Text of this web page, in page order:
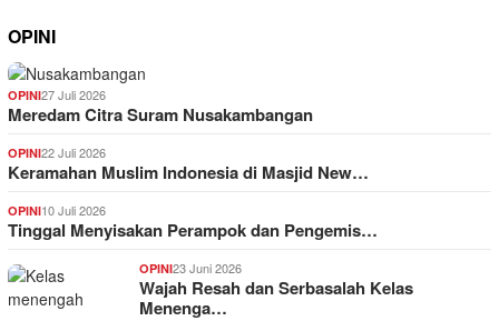
OPINI
OPINI27 Juli 2026
Meredam Citra Suram Nusakambangan
OPINI22 Juli 2026
Keramahan Muslim Indonesia di Masjid New…
OPINI10 Juli 2026
Tinggal Menyisakan Perampok dan Pengemis…
OPINI23 Juni 2026
Wajah Resah dan Serbasalah Kelas
Menenga…